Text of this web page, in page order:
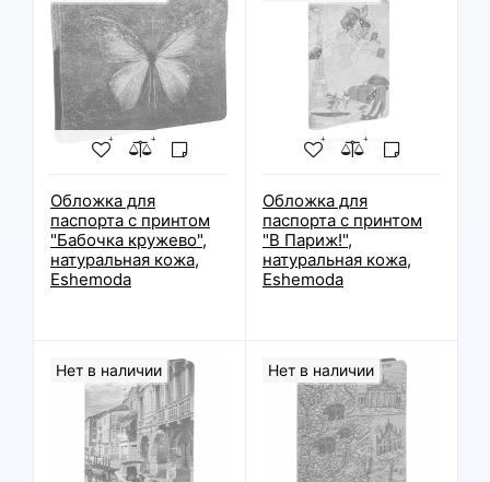
Обложка для
паспорта с принтом
"Бабочка кружево",
натуральная кожа,
Eshemoda
Обложка для
паспорта с принтом
"В Париж!",
натуральная кожа,
Eshemoda
Нет в наличии Нет в наличии